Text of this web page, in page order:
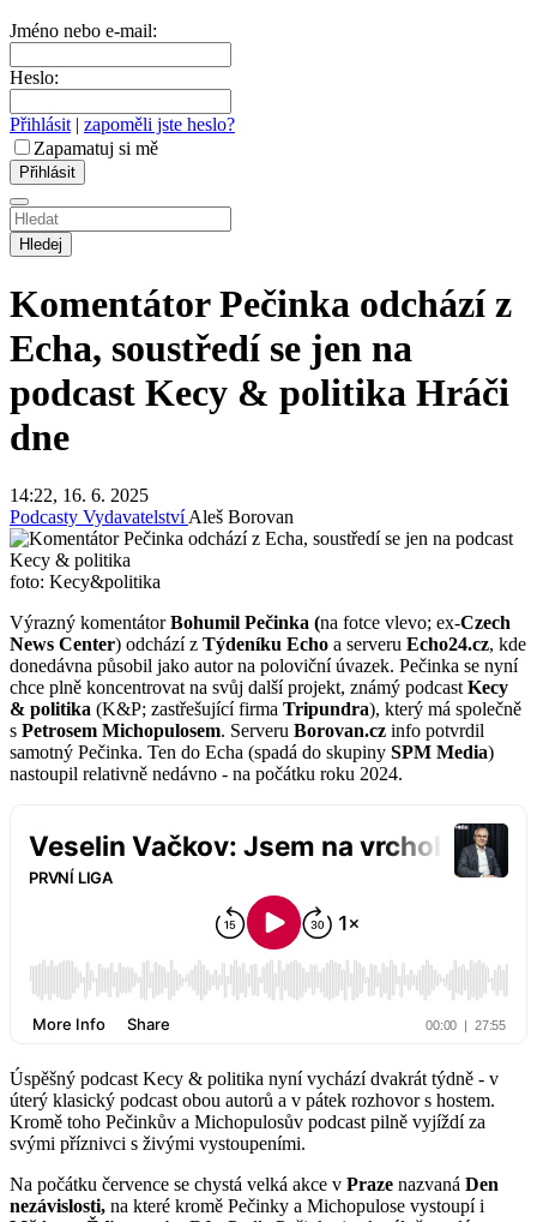
Jméno nebo e-mail:
Heslo:
Přihlásit | zapoměli jste heslo?
Zapamatuj si mě
Hledej
Komentátor Pečinka odchází z
Echa, soustředí se jen na
podcast Kecy & politika Hráči
dne
14:22, 16. 6. 2025
Podcasty VydavatelstvíAleš Borovan
foto: Kecy&politika
Výrazný komentátorBohumil Pečinka (na fotce vlevo; ex-Czech
News Center) odchází z Týdeníku Echo a serveru Echo24.cz, kde
donedávna působil jako autor na poloviční úvazek. Pečinka se nyní
chce plně koncentrovat na svůj další projekt, známý podcastKecy
& politika (K&P; zastřešující firma Tripundra), který má společně
s Petrosem Michopulosem. Serveru Borovan.cz info potvrdil
samotný Pečinka. Ten do Echa (spadá do skupiny SPM Media)
nastoupil relativně nedávno - na počátku roku 2024.
Úspěšný podcast Kecy & politika nyní vychází dvakrát týdně - v
úterý klasický podcast obou autorů a v pátek rozhovor s hostem.
Kromě toho Pečinkův a Michopulosův podcast pilně vyjíždí za
svými příznivci s živými vystoupeními.
Na počátku července se chystá velká akce v Praze nazvaná Den
nezávislosti, na které kromě Pečinky a Michopulose vystoupí i